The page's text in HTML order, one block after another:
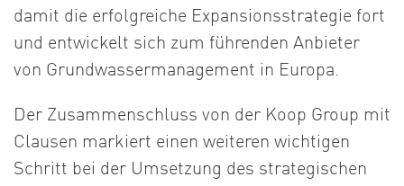
damit die erfolgreiche Expansionsstrategie fort
und entwickelt sich zum führenden Anbieter
von Grundwassermanagement in Europa.
Der Zusammenschluss von der Koop Group mit
Clausen markiert einen weiteren wichtigen
Schritt bei der Umsetzung des strategischen